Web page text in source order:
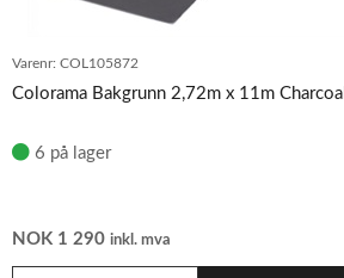
Varenr: COL105872
Colorama Bakgrunn 2,72m x 11m Charcoal
6 på lager
NOK 1 290 inkl. mva